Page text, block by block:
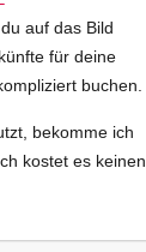
auf das Bild
für deine
buchen.
bekomme ich
kostet es keinen